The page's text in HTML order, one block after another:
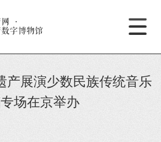
·
字博物馆
产展演少数民族传统音乐
场在京举办